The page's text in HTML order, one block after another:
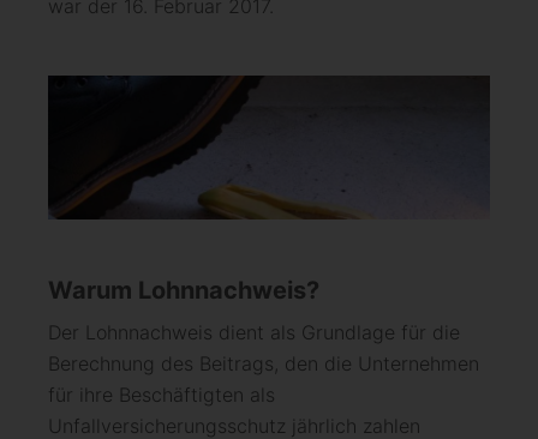
war der 16. Februar 2017.
Warum Lohnnachweis?
Der Lohnnachweis dient als Grundlage für die
Berechnung des Beitrags, den die Unternehmen
für ihre Beschäftigten als
Unfallversicherungsschutz jährlich zahlen